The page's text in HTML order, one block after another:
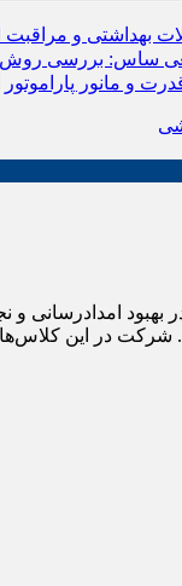
بهداشتی و مراقبت
ساس: بررسی
و مانور پاراموتور
امدادرسانی و
در این